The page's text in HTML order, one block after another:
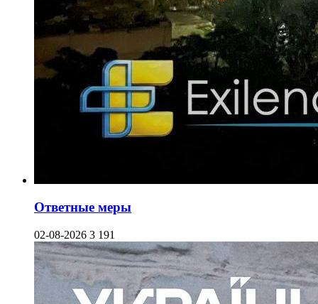
Ответные меры
02-08-2026 3 191